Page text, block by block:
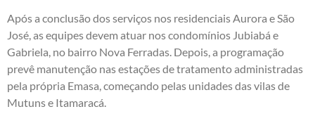
Após a conclusão dos serviços nos residenciais Aurora e São
José, as equipes devem atuar nos condomínios Jubiabá e
Gabriela, no bairro Nova Ferradas. Depois, a programação
prevê manutenção nas estações de tratamento administradas
pela própria Emasa, começando pelas unidades das vilas de
Mutuns e Itamaracá.